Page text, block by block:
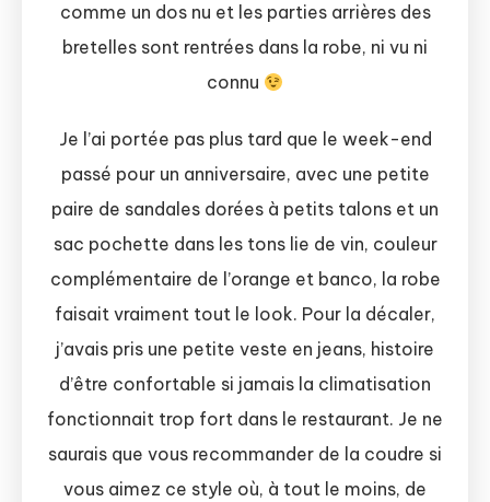
comme un dos nu et les parties arrières des
bretelles sont rentrées dans la robe, ni vu ni
connu
Je l’ai portée pas plus tard que le week-end
passé pour un anniversaire, avec une petite
paire de sandales dorées à petits talons et un
sac pochette dans les tons lie de vin, couleur
complémentaire de l’orange et banco, la robe
faisait vraiment tout le look. Pour la décaler,
j’avais pris une petite veste en jeans, histoire
d’être confortable si jamais la climatisation
fonctionnait trop fort dans le restaurant. Je ne
saurais que vous recommander de la coudre si
vous aimez ce style où, à tout le moins, de